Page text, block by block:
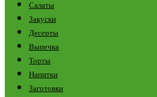
Салаты
Закуски
Десерты
Выпечка
Торты
Напитки
Заготовки